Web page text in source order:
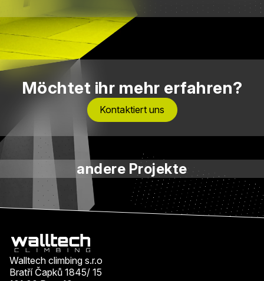
Möchtet ihr mehr erfahren?
Kontaktiert uns
andere Projekte
Walltech climbing s.r.o
Bratří Čapků 1845/ 15